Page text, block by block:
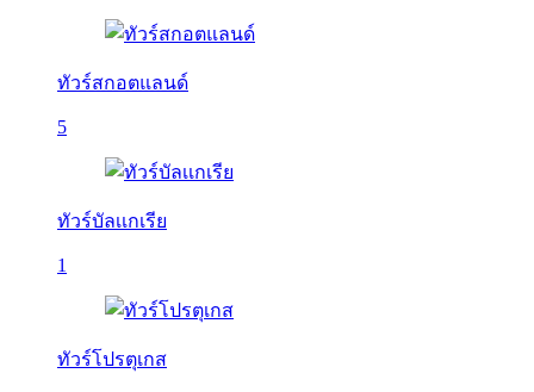
ทัวร์สกอตแลนด์
5
ทัวร์บัลเเกเรีย
1
ทัวร์โปรตุเกส